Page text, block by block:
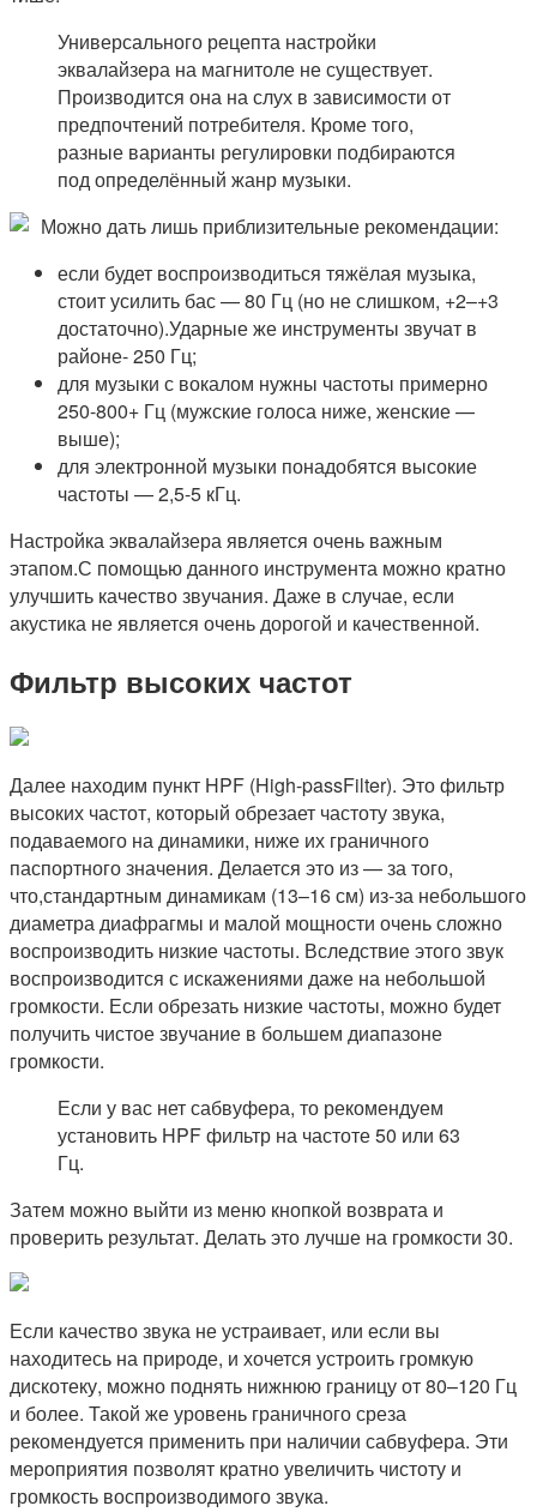
Универсального рецепта настройки
эквалайзера на магнитоле не существует.
Производится она на слух в зависимости от
предпочтений потребителя. Кроме того,
разные варианты регулировки подбираются
под определённый жанр музыки.
Можно дать лишь приблизительные рекомендации:
если будет воспроизводиться тяжёлая музыка,
стоит усилить бас — 80 Гц (но не слишком, +2–+3
достаточно).Ударные же инструменты звучат в
районе- 250 Гц;
для музыки с вокалом нужны частоты примерно
250-800+ Гц (мужские голоса ниже, женские —
выше);
для электронной музыки понадобятся высокие
частоты — 2,5-5 кГц.
Настройка эквалайзера является очень важным
этапом.С помощью данного инструмента можно кратно
улучшить качество звучания. Даже в случае, если
акустика не является очень дорогой и качественной.
Фильтр высоких частот
Далее находим пункт HPF (High-passFilter). Это фильтр
высоких частот, который обрезает частоту звука,
подаваемого на динамики, ниже их граничного
паспортного значения. Делается это из — за того,
что,стандартным динамикам (13–16 см) из-за небольшого
диаметра диафрагмы и малой мощности очень сложно
воспроизводить низкие частоты. Вследствие этого звук
воспроизводится с искажениями даже на небольшой
громкости. Если обрезать низкие частоты, можно будет
получить чистое звучание в большем диапазоне
громкости.
Если у вас нет сабвуфера, то рекомендуем
установить HPF фильтр на частоте 50 или 63
Гц.
Затем можно выйти из меню кнопкой возврата и
проверить результат. Делать это лучше на громкости 30.
Если качество звука не устраивает, или если вы
находитесь на природе, и хочется устроить громкую
дискотеку, можно поднять нижнюю границу от 80–120 Гц
и более. Такой же уровень граничного среза
рекомендуется применить при наличии сабвуфера. Эти
мероприятия позволят кратно увеличить чистоту и
громкость воспроизводимого звука.